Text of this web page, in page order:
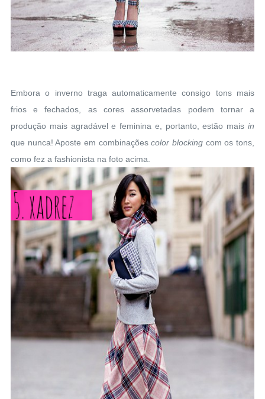
Embora o inverno traga automaticamente consigo tons mais
frios e fechados, as cores assorvetadas podem tornar a
produção mais agradável e feminina e, portanto, estão maisin
que nunca! Aposte em combinaçõescolor blocking com os tons,
como fez a fashionista na foto acima.